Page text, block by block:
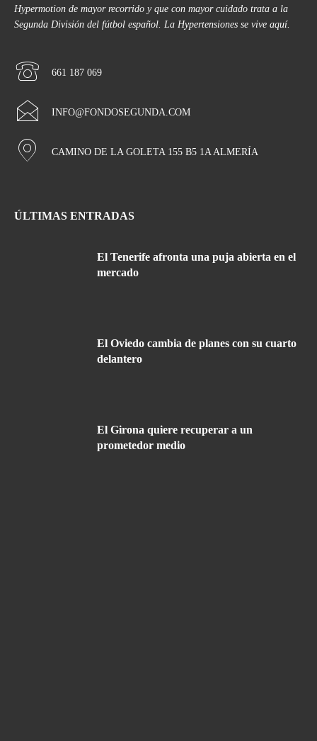
Hypermotion de mayor recorrido y que con mayor cuidado trata a la
Segunda División del fútbol español. La Hypertensiones se vive aquí.
661 187 069
INFO@FONDOSEGUNDA.COM
CAMINO DE LA GOLETA 155 B5 1A ALMERÍA
ÚLTIMAS ENTRADAS
El Tenerife afronta una puja abierta en el
mercado
El Oviedo cambia de planes con su cuarto
delantero
El Girona quiere recuperar a un
prometedor medio